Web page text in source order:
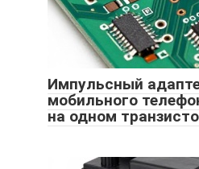
Импульсный
мобильного
на одном